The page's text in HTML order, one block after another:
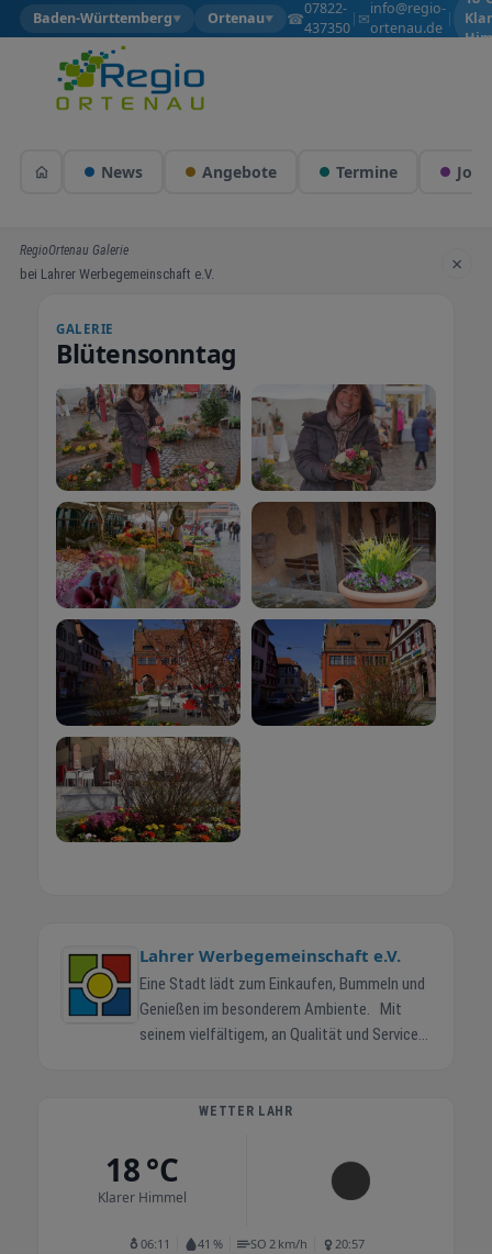
Baden-Württemberg▼ Ortenau▼ ☎07822-
437350
| ✉info@regio-
ortenau.de
|
News Angebote Termine Jobs
RegioOrtenau Galerie
bei Lahrer Werbegemeinschaft e.V. ×
GALERIE
Blütensonntag
Lahrer Werbegemeinschaft e.V.
Eine Stadt lädt zum Einkaufen, Bummeln und
Genießen im besonderem Ambiente. Mit
seinem vielfältigem, an Qualität und Service
seiner einzigartigen Palette an
Stadt zu den herausragenden und besonders
WETTER LAHR
18 °C
Klarer Himmel
06:11 41 % SO 2 km/h 20:57